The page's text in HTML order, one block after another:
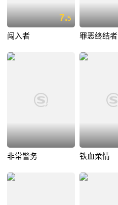
7.5
闯入者 罪恶终结者
非常警务 铁血柔情